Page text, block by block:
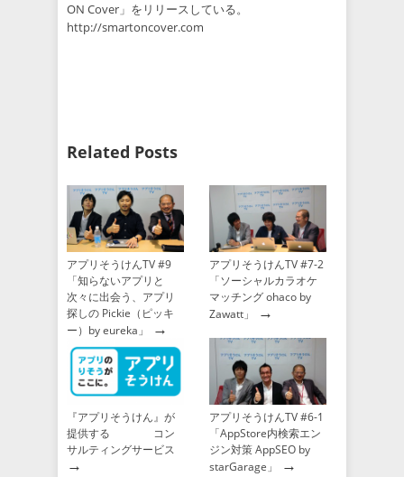
ON Cover」をリリースしている。
http://smartoncover.com
Related Posts
アプリそうけんTV #9
「知らないアプリと
次々に出会う、アプリ
探しの Pickie（ピッキ
ー）by eureka」
→
アプリそうけんTV #7-2
「ソーシャルカラオケ
マッチング ohaco by
Zawatt」
→
『アプリそうけん』が
提供する コン
サルティングサービス
→
アプリそうけんTV #6-1
「AppStore内検索エン
ジン対策 AppSEO by
starGarage」
→